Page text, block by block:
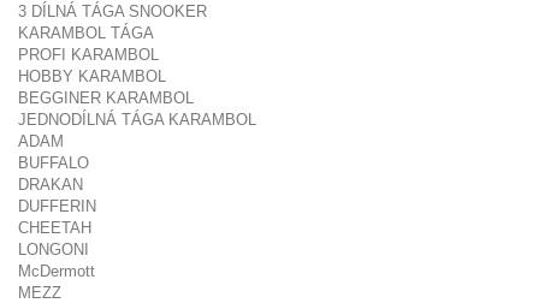
3 DÍLNÁ TÁGA SNOOKER
KARAMBOL TÁGA
PROFI KARAMBOL
HOBBY KARAMBOL
BEGGINER KARAMBOL
JEDNODÍLNÁ TÁGA KARAMBOL
ADAM
BUFFALO
DRAKAN
DUFFERIN
CHEETAH
LONGONI
McDermott
MEZZ